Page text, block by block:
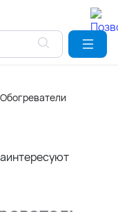
Обогреватели